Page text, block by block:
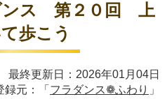
ンス 第２０回 上
歩こう
終更新日：2026年01月04日
録元：「 フラダンス❁ふわり 」